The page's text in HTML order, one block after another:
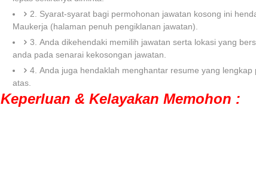
2. Syarat-syarat bagi permohonan jawatan kosong ini
Maukerja (halaman penuh pengiklanan jawatan).
3. Anda dikehendaki memilih jawatan serta lokasi yang
anda pada senarai kekosongan jawatan.
4. Anda juga hendaklah menghantar resume yang lengkap
atas.
Keperluan & Kelayakan Memohon :